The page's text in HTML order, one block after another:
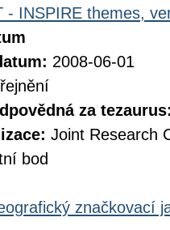
- INSPIRE themes,
2008-06-01
za
Joint Research
bod
značkovací